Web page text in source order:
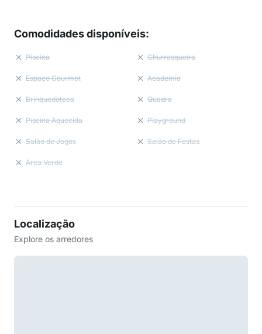
Comodidades disponíveis:
Piscina Churrasqueira
Espaço Gourmet Academia
Brinquedoteca Quadra
Piscina Aquecida Playground
Salão de Jogos Salão de Festas
Área Verde
Localização
Explore os arredores